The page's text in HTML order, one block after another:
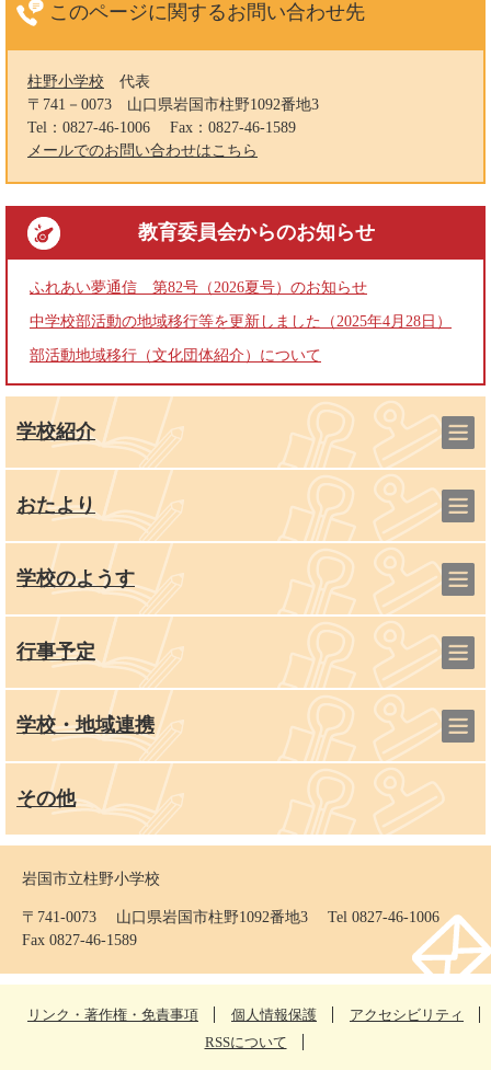
このページに関するお問い合わせ先
柱野小学校
代表
〒741－0073
山口県岩国市柱野1092番地3
Tel：0827-46-1006
Fax：0827-46-1589
メールでのお問い合わせはこちら
教育委員会からのお知らせ
ふれあい夢通信 第82号（2026夏号）のお知らせ
中学校部活動の地域移行等を更新しました（2025年4月28日）
部活動地域移行（文化団体紹介）について
学校紹介
おたより
学校のようす
行事予定
学校・地域連携
その他
岩国市立柱野小学校
〒741-0073 山口県岩国市柱野1092番地3 Tel 0827-46-1006
Fax 0827-46-1589
リンク・著作権・免責事項 個人情報保護
アクセシビリティ
RSSについて